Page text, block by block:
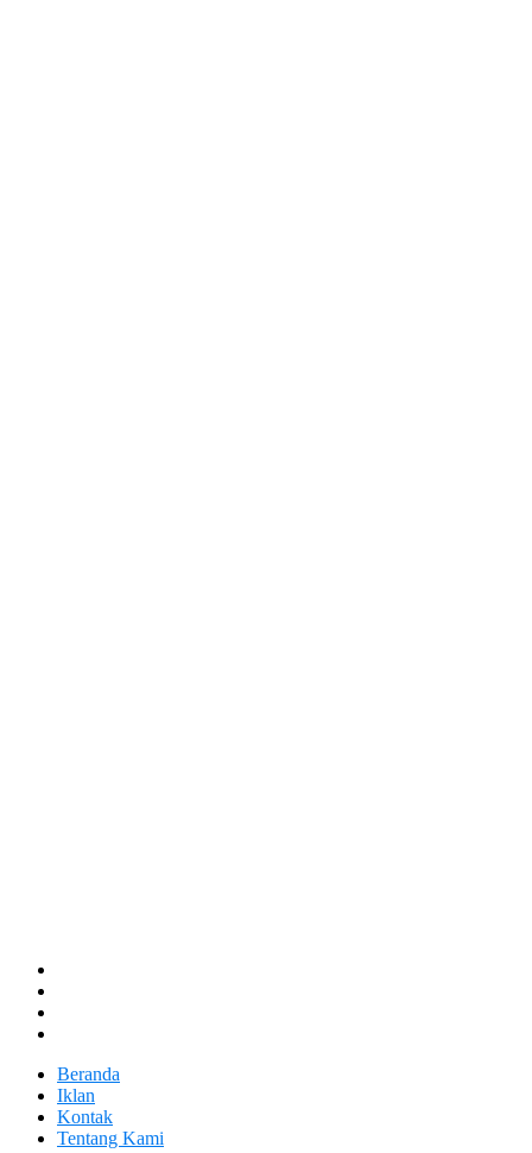
Beranda
Iklan
Kontak
Tentang Kami